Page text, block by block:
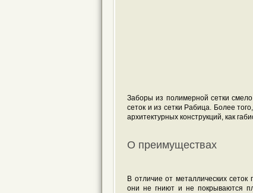
Заборы из полимерной сетки
сеток и из сетки Рабица. Более
архитектурных конструкций, как
О преимуществах
В отличие от металлических
они не гниют и не покрываются